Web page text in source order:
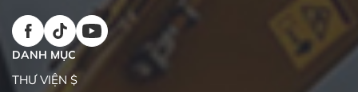
DANH MỤC
THƯ VIỆN $